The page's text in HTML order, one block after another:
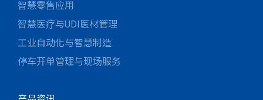
智慧零售应用
智慧医疗与UDI医材管理
工业自动化与智慧制造
停车开单管理与现场服务